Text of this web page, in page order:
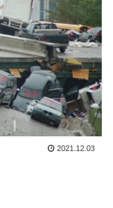
2021.12.03